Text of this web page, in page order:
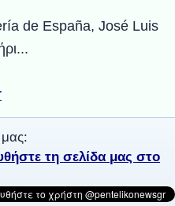
de España, José Luis
τη σελίδα μας στο